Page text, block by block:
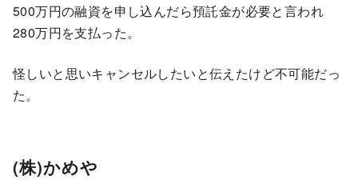
500万円の融資を申し込んだら預託金が必要と言われ
280万円を支払った。
怪しいと思いキャンセルしたいと伝えたけど不可能だっ
た。
(株)かめや